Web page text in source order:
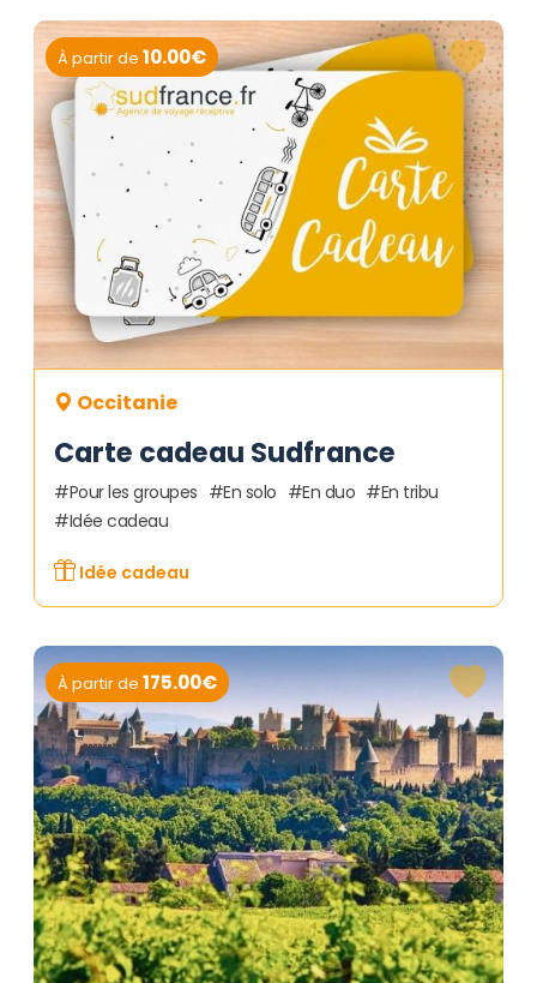
Carte cadeau Sudfrance
Occitanie
À partir de 10.00€
Pour les groupes En solo En duo
En tribu
Idée cadeau
Idée cadeau
À partir de 175.00€